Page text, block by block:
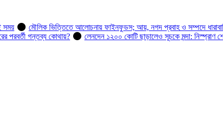
সময়
মৌলিক ভিত্তিতে আলোচনায় ফাইনফুডস; আয়, নগদ প্রবাহ ও সম্পদে
পরবর্তী গন্তব্য কোথায়? লেনদেন ১২০০ কোটি ছাড়ালেও সূচকে মন্দা: নিস্প্রাণ